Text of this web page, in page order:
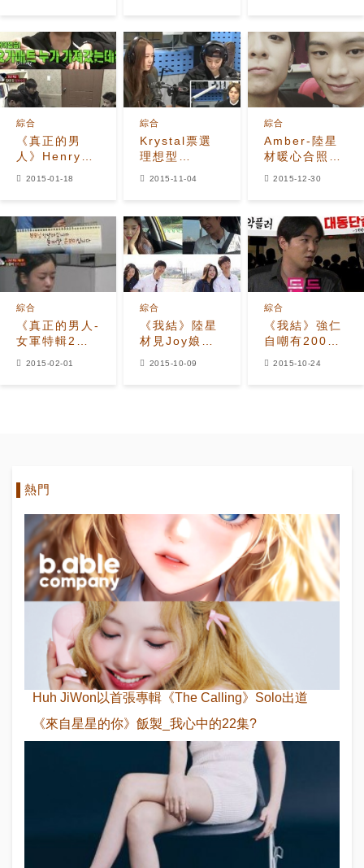
《RS》復仇
《真正的男
人》Henry給
綜合
2015-01-18
Krystal票選
理想型
綜合
2015-11-04
Amber-陸星
材暖心合照
綜合
2015-12-30
《真正的男人-
女軍特輯2》
綜合
2015-02-01
《我結》陸星
材見Joy娘家
綜合
2015-10-09
《我結》強仁
自嘲有2000
綜合
2015-10-24
熱門
Huh JiWon以首張專輯《The Calling》Solo出道
《來自星星的你》飯製_我心中的22集?